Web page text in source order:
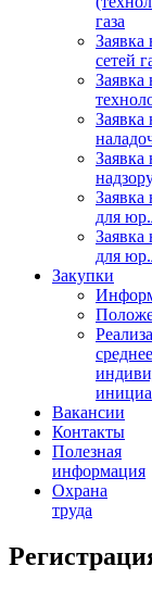
газа
Заявка
сетей
Заявка
Заявка
Заявка
для
для
Закупки
Вакансии
Контакты
Полезная
информация
Охрана
труда